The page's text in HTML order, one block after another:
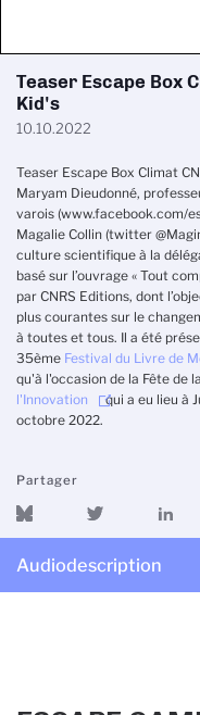
Teaser Escape Box
Kid's
10.10.2022
Teaser Escape Box Climat
Maryam Dieudonné,
varois (www.facebook.com/
Magalie Collin (twitter
culture scientifique à la
basé sur l’ouvrage « Tout
par CNRS Editions, dont
plus courantes sur le
à toutes et tous. Il a été
35ème Festival du Livre de
qu'à l'occasion de la Fête de
l'Innovation
qui a eu lieu à
octobre 2022.
Partager
Audiodescription